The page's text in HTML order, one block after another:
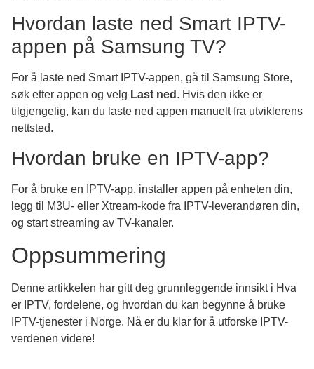
Hvordan laste ned Smart IPTV-
appen på Samsung TV?
For å laste ned Smart IPTV-appen, gå til Samsung Store,
søk etter appen og velg Last ned . Hvis den ikke er
tilgjengelig, kan du laste ned appen manuelt fra utviklerens
nettsted.
Hvordan bruke en IPTV-app?
For å bruke en IPTV-app, installer appen på enheten din,
legg til M3U- eller Xtream-kode fra IPTV-leverandøren din,
og start streaming av TV-kanaler.
Oppsummering
Denne artikkelen har gitt deg grunnleggende innsikt i Hva
er IPTV, fordelene, og hvordan du kan begynne å bruke
IPTV-tjenester i Norge. Nå er du klar for å utforske IPTV-
verdenen videre!